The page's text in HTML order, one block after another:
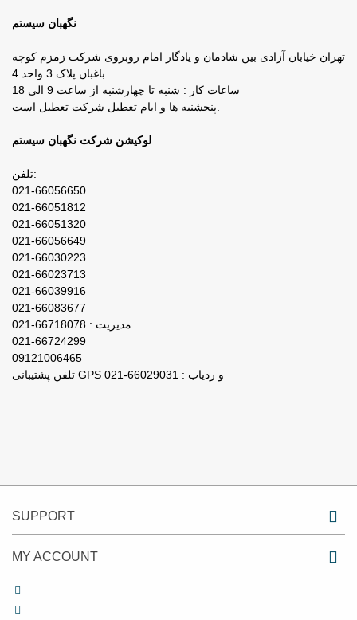
نگهبان سیستم
تهران خیابان آزادی بین شادمان و یادگار امام روبروی شرکت زمزم کوچه
باغبان پلاک 3 واحد 4
پنجشنبه ها و ایام تعطیل شرکت تعطیل است.
لوکیشن شرکت نگهبان سیستم
تلفن:
021-66056650
021-66051812
021-66051320
021-66056649
021-66030223
021-66023713
021-66039916
021-66083677
مدیریت : 66718078-021
021-66724299
09121006465
تلفن پشتیبانی GPS و ردیاب : 66029031-021
SUPPORT
MY ACCOUNT